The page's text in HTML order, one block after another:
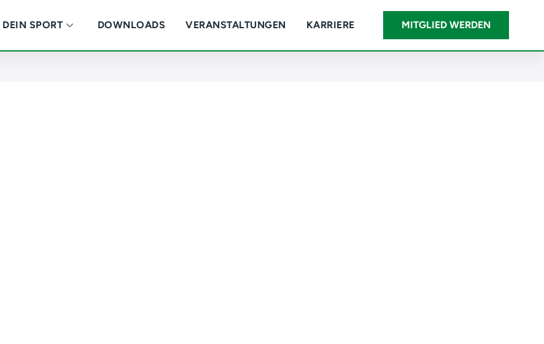
DEIN SPORT DOWNLOADS VERANSTALTUNGEN KARRIERE MITGLIED WERDEN